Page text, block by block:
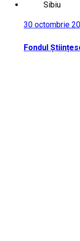
30 octombrie
Fondul